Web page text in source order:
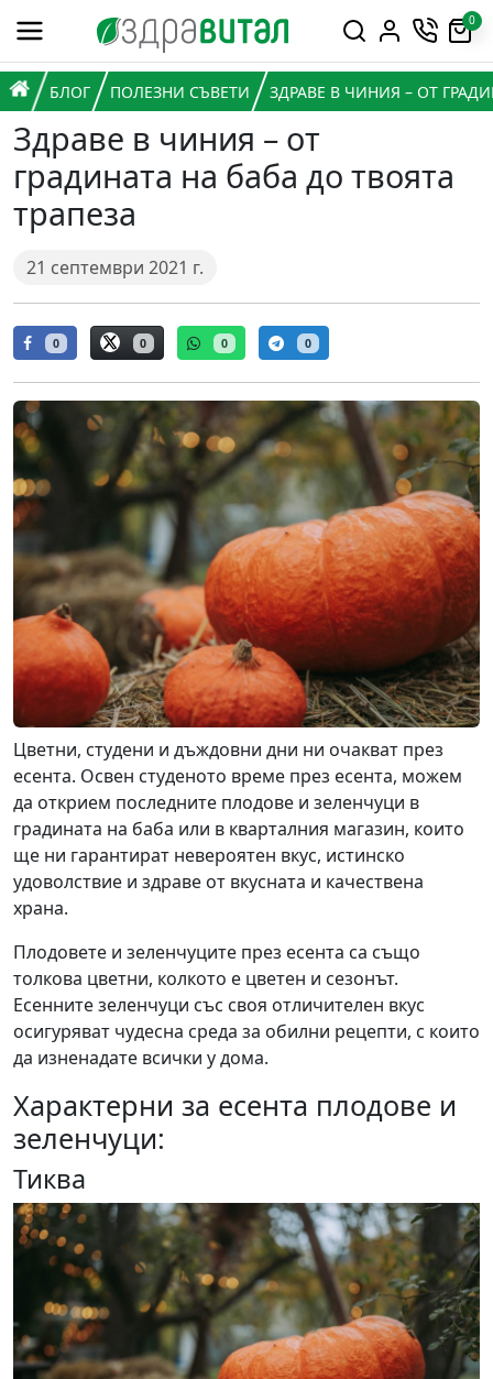
Премини към съдържанието
Горна навигация
0
Главна навигация
НАЧАЛО
БЛОГ ПОЛЕЗНИ СЪВЕТИ ЗДРАВЕ В ЧИНИЯ – ОТ
Здраве в чиния – от
градината на баба до твоята
трапеза
21 септември 2021 г.
0 0 0 0
Цветни, студени и дъждовни дни ни очакват през
есента. Освен студеното време през есента, можем
да открием последните плодове и зеленчуци в
градината на баба или в кварталния магазин, които
ще ни гарантират невероятен вкус, истинско
удоволствие и здраве от вкусната и качествена
храна.
Плодовете и зеленчуците през есента са също
толкова цветни, колкото е цветен и сезонът.
Есенните зеленчуци със своя отличителен вкус
осигуряват чудесна среда за обилни рецепти, с които
да изненадате всички у дома.
Характерни за есента плодове и
зеленчуци:
Тиква